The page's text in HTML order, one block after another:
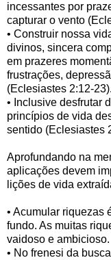
incessantes por
capturar o vento
• Construir nossa
divinos, sincera
em prazeres
frustrações,
(Eclesiastes 2:12-23).
• Inclusive desfrutar
princípios de vida
sentido (Eclesiastes
Aprofundando na
aplicações devem
lições de vida
• Acumular riquezas
fundo. As muitas
vaidoso e ambicioso.
• No frenesi da